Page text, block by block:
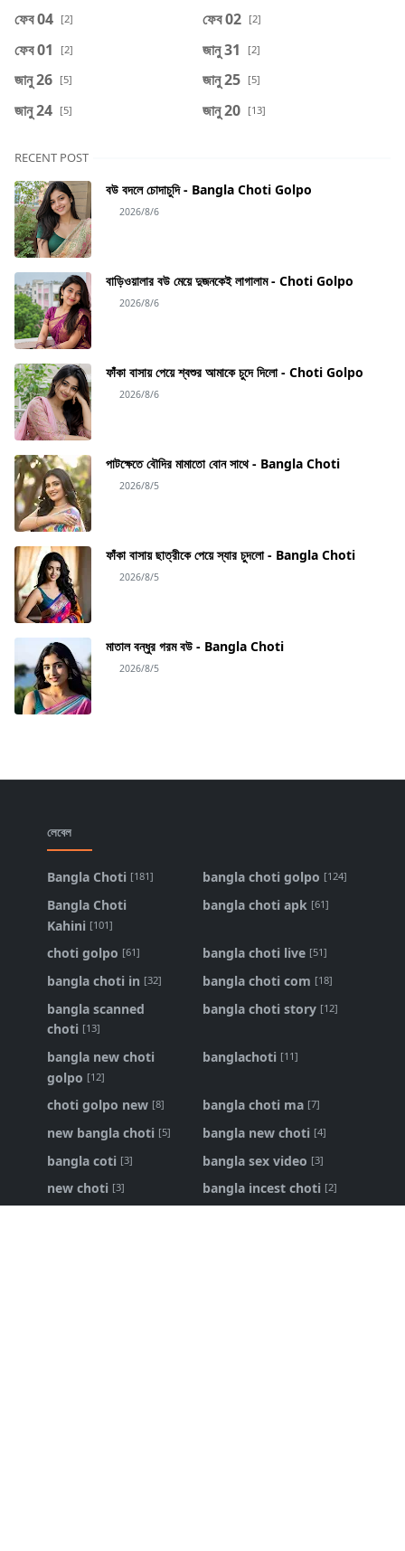
ফেব 04 [2] ফেব 02 [2]
ফেব 01 [2] জানু 31 [2]
জানু 26 [5] জানু 25 [5]
জানু 24 [5] জানু 20 [13]
RECENT POST
বউ বদলে চোদাচুদি - Bangla Choti Golpo
2026/8/6
বাড়িওয়ালার বউ মেয়ে দুজনকেই লাগালাম - Choti Golpo
2026/8/6
ফাঁকা বাসায় পেয়ে শ্বশুর আমাকে চুদে দিলো - Choti Golpo
2026/8/6
পাটক্ষেতে বৌদির মামাতো বোন সাথে - Bangla Choti
2026/8/5
ফাঁকা বাসায় ছাত্রীকে পেয়ে স্যার চুদলো - Bangla Choti
2026/8/5
মাতাল বন্ধুর গরম বউ - Bangla Choti
2026/8/5
লেবেল
Bangla Choti [181] bangla choti golpo [124]
Bangla Choti
Kahini [101]
bangla choti apk [61]
choti golpo [61] bangla choti live [51]
bangla choti in [32] bangla choti com [18]
bangla scanned
choti [13]
bangla choti story [12]
bangla new choti
golpo [12]
banglachoti [11]
choti golpo new [8] bangla choti ma [7]
new bangla choti [5] bangla new choti [4]
bangla coti [3] bangla sex video [3]
new choti [3] bangla incest choti [2]